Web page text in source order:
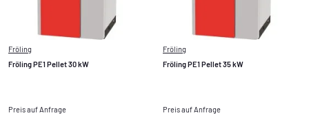
Fröling
Fröling PE1 Pellet 30 kW
Preis auf Anfrage
Fröling
Fröling PE1 Pellet 35 kW
Preis auf Anfrage